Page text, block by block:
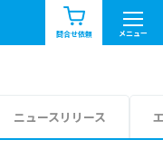
問合せ依頼 メニュー
お知らせ一覧
ニュースリリース